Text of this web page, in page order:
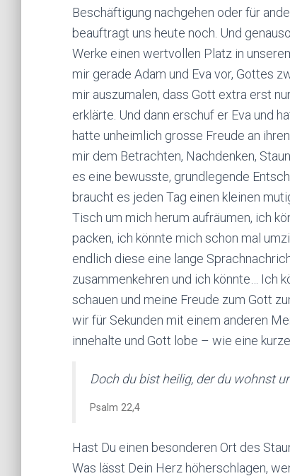
Beschäftigung nachgehen oder für
beauftragt uns heute noch. Und
Werke einen wertvollen Platz in
mir gerade Adam und Eva vor, Gottes
mir auszumalen, dass Gott extra erst
erklärte. Und dann erschuf er Eva und
hatte unheimlich grosse Freude an
mir dem Betrachten, Nachdenken,
es eine bewusste, grundlegende
braucht es jeden Tag einen kleinen
Tisch um mich herum aufräumen, ich
packen, ich könnte mich schon mal
endlich diese eine lange
zusammenkehren und ich könnte… Ich
schauen und meine Freude zum Gott
wir für Sekunden mit einem anderen
innehalte und Gott lobe – wie eine
Doch du bist heilig, der du wohnst
Psalm 22,4
Hast Du einen besonderen Ort des
Was lässt Dein Herz höherschlagen,